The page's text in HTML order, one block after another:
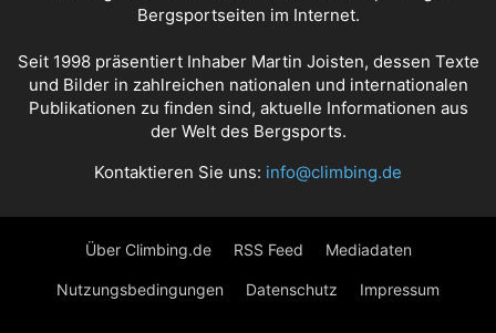
Bergsportseiten im Internet.
Seit 1998 präsentiert Inhaber Martin Joisten, dessen Texte
und Bilder in zahlreichen nationalen und internationalen
Publikationen zu finden sind, aktuelle Informationen aus
der Welt des Bergsports.
Kontaktieren Sie uns: info@climbing.de
Über Climbing.de RSS Feed Mediadaten
Nutzungsbedingungen Datenschutz Impressum